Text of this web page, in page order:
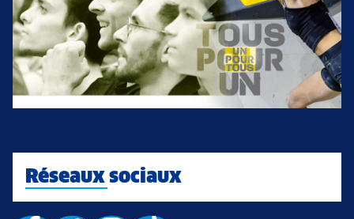
Réseaux sociaux